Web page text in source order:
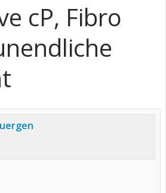
cP, Fibro